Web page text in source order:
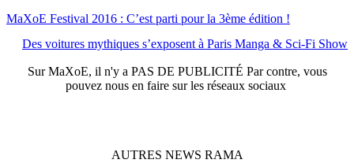
MaXoE Festival 2016 : C’est parti pour la 3ème édition !
Des voitures mythiques s’exposent à Paris Manga & Sci-Fi Show
SurMaXoE, il n'y a PAS DE PUBLICITÉ Par contre, vous
pouvez nous en faire sur les réseaux sociaux
AUTRES NEWS RAMA